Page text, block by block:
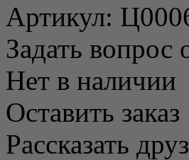
Артикул:
Задать вопрос
Нет в наличии
Оставить заказ
Рассказать